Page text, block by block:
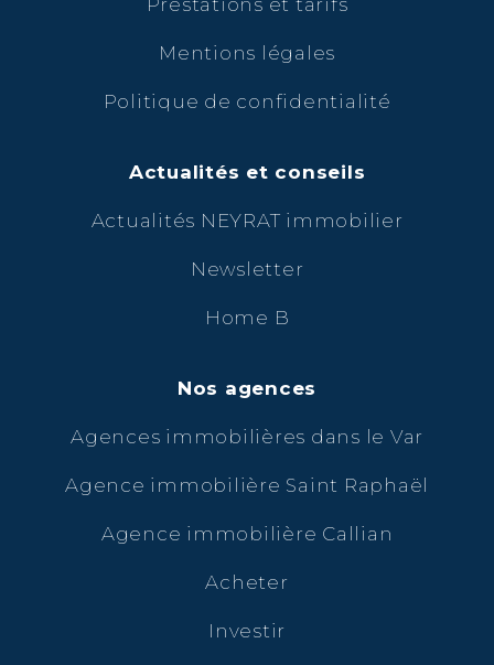
Mentions légales
Politique de confidentialité
Actualités et conseils
Actualités NEYRAT immobilier
Newsletter
Home B
Nos agences
Agences immobilières dans le Var
Agence immobilière Saint Raphaël
Agence immobilière Callian
Acheter
Investir